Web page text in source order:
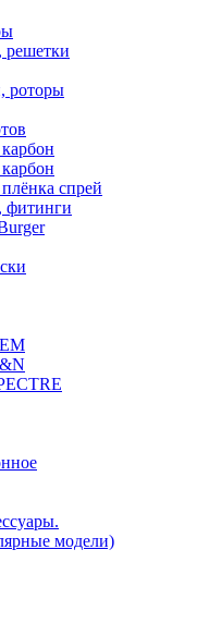
решетки
роторы
спрей
фитинги
модели)